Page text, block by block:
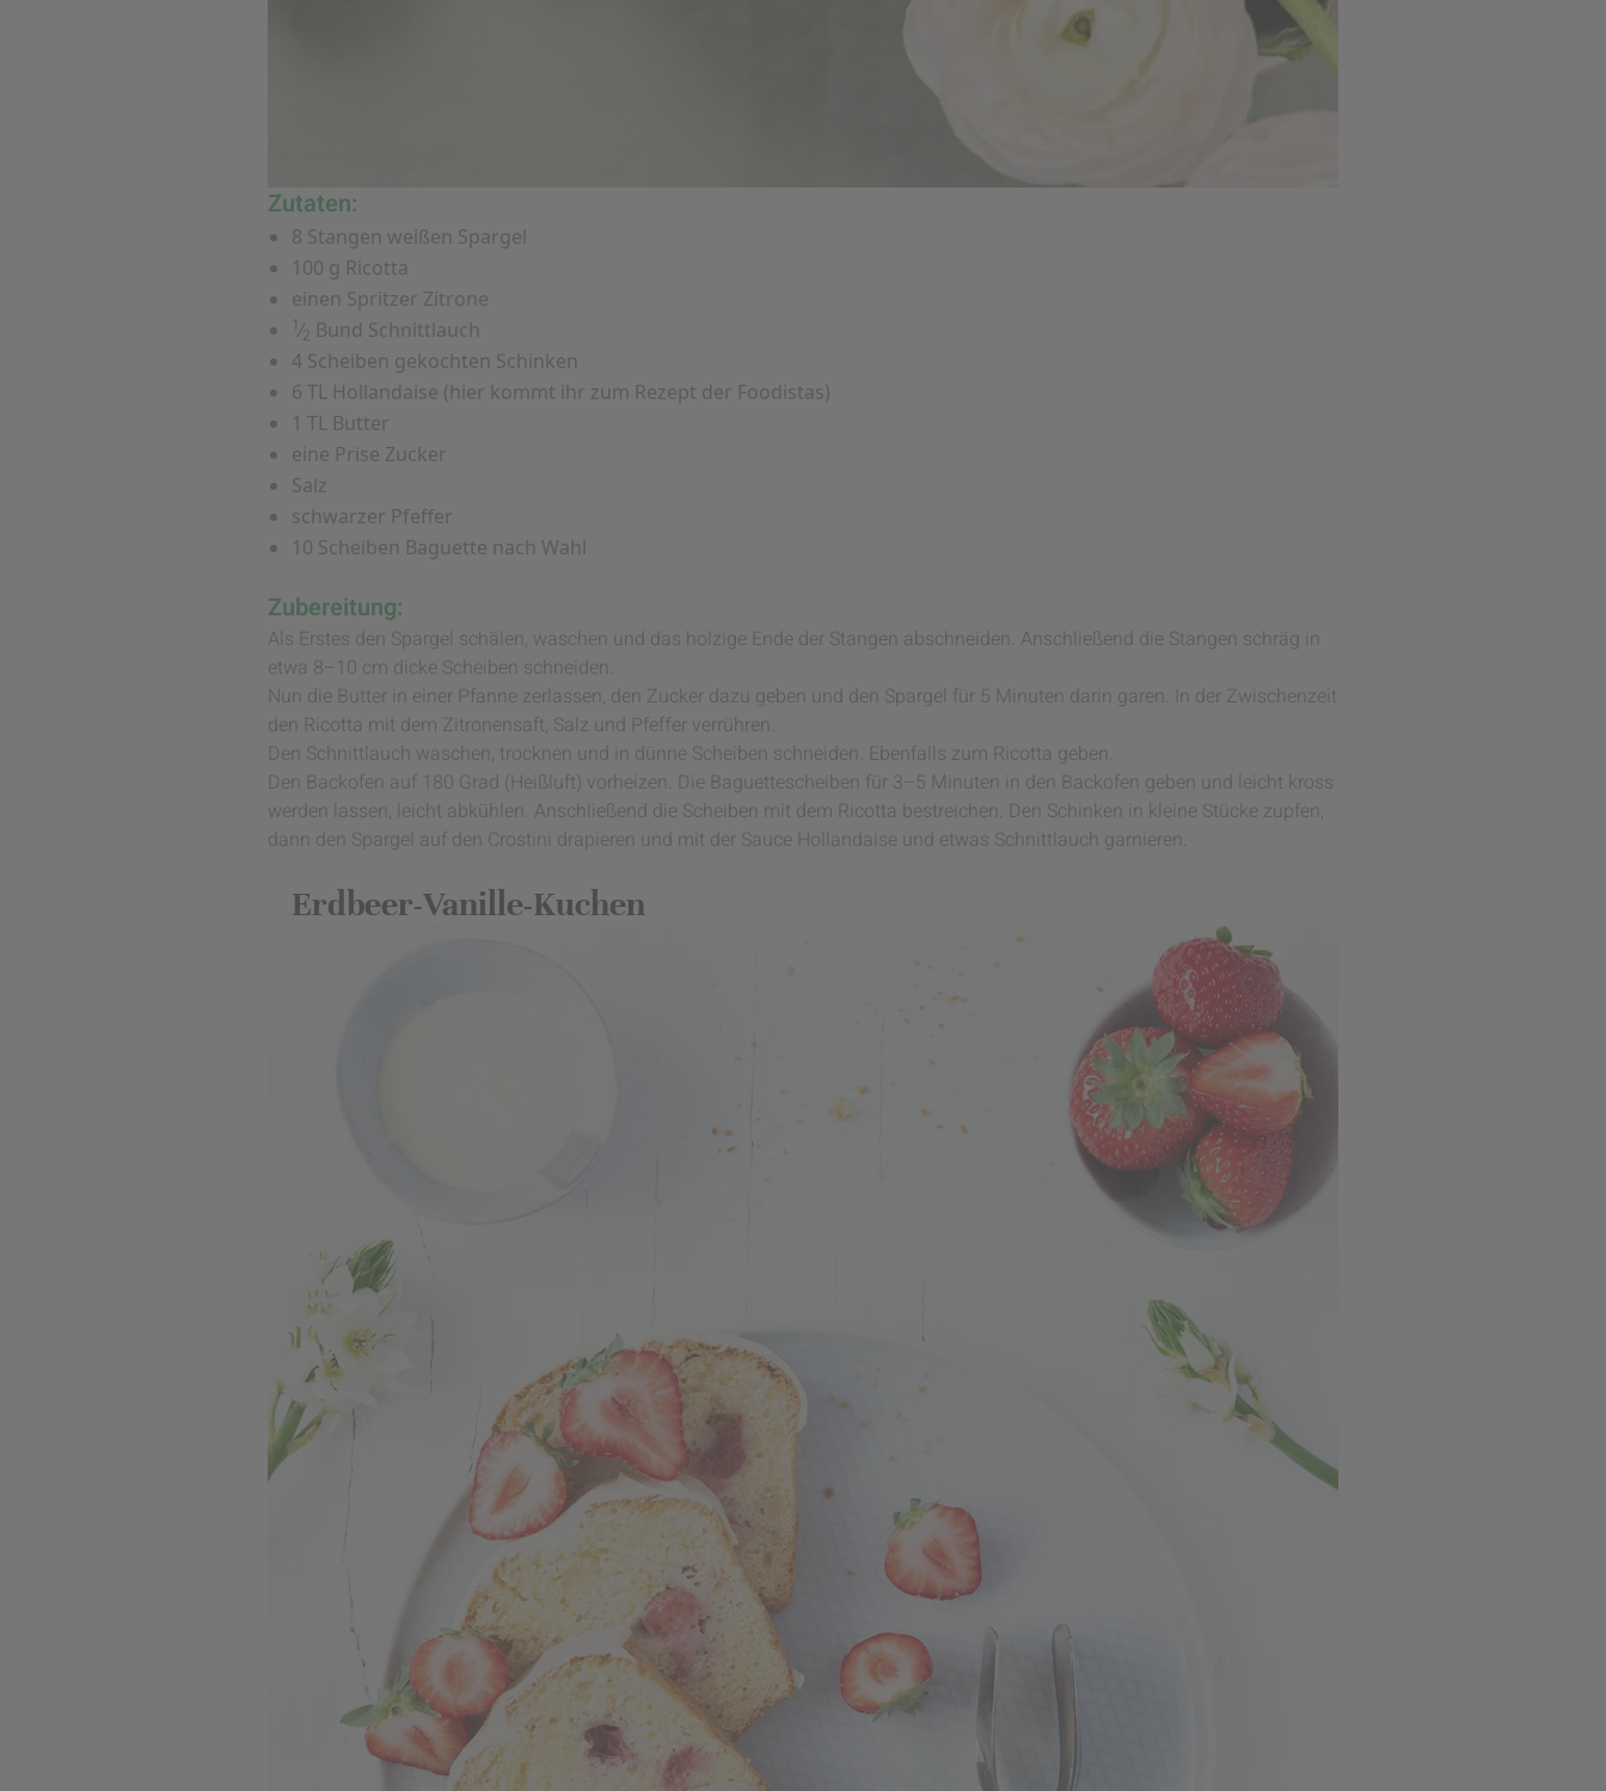
Zutaten:
8 Stangen weißen Spargel
100 g Ricotta
einen Spritzer Zitrone
1⁄2 Bund Schnittlauch
4 Scheiben gekochten Schinken
6 TL Hollandaise (hier kommt ihr zum Rezept der Foodistas)
1 TL Butter
eine Prise Zucker
Salz
schwarzer Pfeffer
10 Scheiben Baguette nach Wahl
Zubereitung:
Als Erstes den Spargel schälen, waschen und das holzige Ende der Stangen abschneiden. Anschließend die Stangen schräg in
etwa 8–10 cm dicke Scheiben schneiden.
Nun die Butter in einer Pfanne zerlassen, den Zucker dazu geben und den Spargel für 5 Minuten darin garen. In der Zwischenzeit
den Ricotta mit dem Zitronensaft, Salz und Pfeffer verrühren.
Den Schnittlauch waschen, trocknen und in dünne Scheiben schneiden. Ebenfalls zum Ricotta geben.
Den Backofen auf 180 Grad (Heißluft) vorheizen. Die Baguettescheiben für 3–5 Minuten in den Backofen geben und leicht kross
werden lassen, leicht abkühlen. Anschließend die Scheiben mit dem Ricotta bestreichen. Den Schinken in kleine Stücke zupfen,
dann den Spargel auf den Crostini drapieren und mit der Sauce Hollandaise und etwas Schnittlauch garnieren.
Erdbeer-Vanille-Kuchen